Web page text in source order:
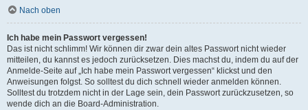
Nach oben
Ich habe mein Passwort vergessen!
Das ist nicht schlimm! Wir können dir zwar dein altes Passwort nicht wieder
mitteilen, du kannst es jedoch zurücksetzen. Dies machst du, indem du auf der
Anmelde-Seite auf „Ich habe mein Passwort vergessen“ klickst und den
Anweisungen folgst. So solltest du dich schnell wieder anmelden können.
Solltest du trotzdem nicht in der Lage sein, dein Passwort zurückzusetzen, so
wende dich an die Board-Administration.